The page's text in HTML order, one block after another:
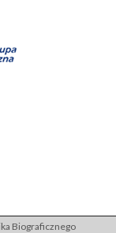
Biograficznego